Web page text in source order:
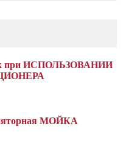
при ИСПОЛЬЗОВАНИИ
МОЙКА